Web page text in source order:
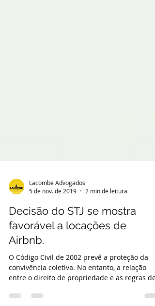
Lacombe Advogados
5 de nov. de 2019
Decisão do STJ se mostra
favorável a locações de
Airbnb.
O Código Civil de 2002 prevê a proteção da